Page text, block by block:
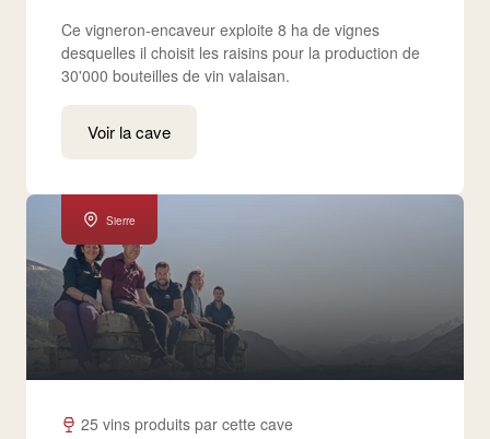
Ce vigneron-encaveur exploite 8 ha de vignes
desquelles il choisit les raisins pour la production de
30'000 bouteilles de vin valaisan.
Voir la cave
Sierre
25 vins produits par cette cave